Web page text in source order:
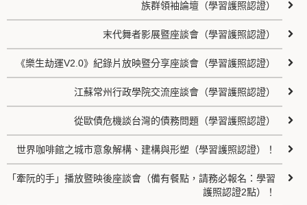
族群領袖論壇（學習護照認證）
末代舞者影展暨座談會（學習護照認證）
《樂生劫運V2.0》紀錄片放映暨分享座談會（學習護照認證）
江蘇常州行政學院交流座談會（學習護照認證）
從歐債危機談台灣的債務問題（學習護照認證）
世界咖啡館之城市意象解構、建構與形塑（學習護照認證）！
「牽阮的手」播放暨映後座談會（備有餐點，請務必報名：學習
護照認證2點）！